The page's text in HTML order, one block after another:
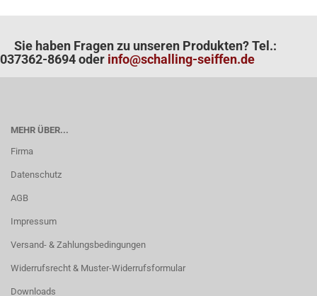
Sie haben Fragen zu unseren Produkten? Tel.:
037362-8694 oder info@schalling-seiffen.de
MEHR ÜBER...
Firma
Datenschutz
AGB
Impressum
Versand- & Zahlungsbedingungen
Widerrufsrecht & Muster-Widerrufsformular
Downloads